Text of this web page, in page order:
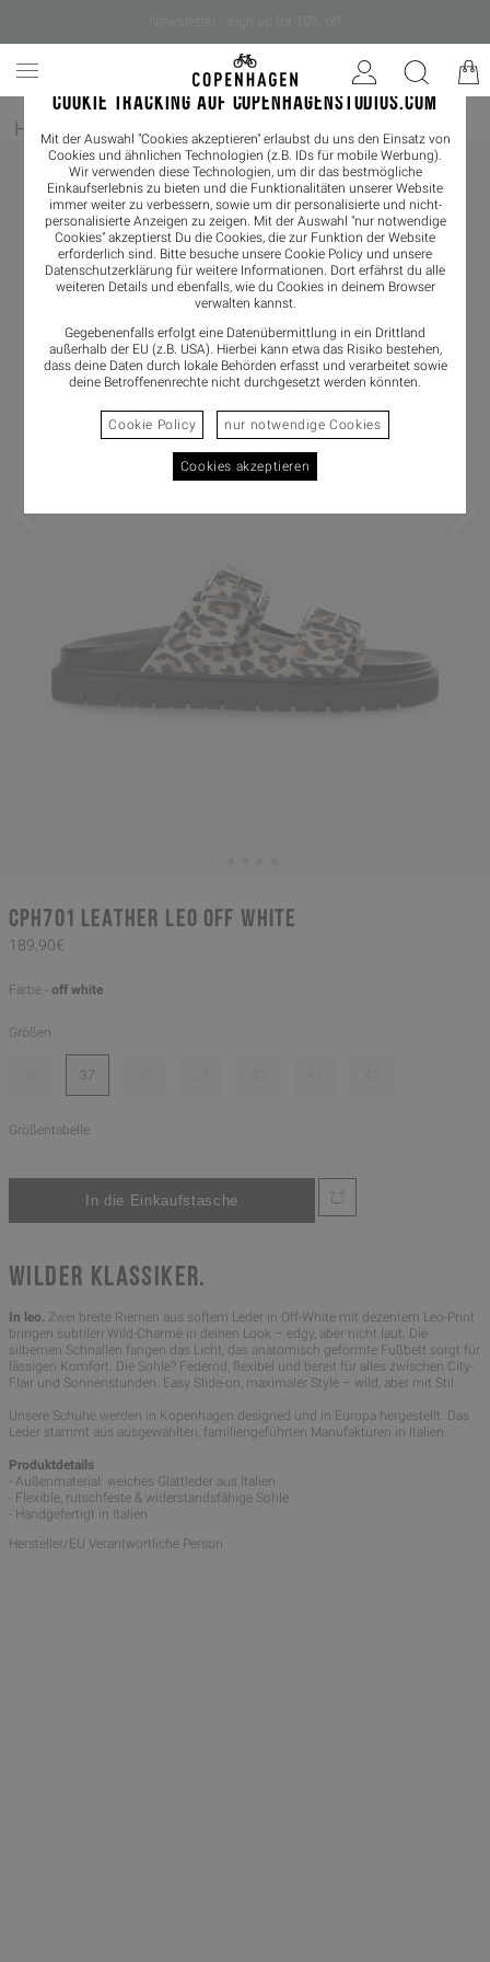
COOKIE TRACKING AUF COPENHAGENSTUDIOS.COM
Mit der Auswahl "Cookies akzeptieren" erlaubst du uns den Einsatz von
Cookies und ähnlichen Technologien (z.B. IDs für mobile Werbung).
Wir verwenden diese Technologien, um dir das bestmögliche
Einkaufserlebnis zu bieten und die Funktionalitäten unserer Website
immer weiter zu verbessern, sowie um dir personalisierte und nicht-
personalisierte Anzeigen zu zeigen. Mit der Auswahl "nur notwendige
Cookies" akzeptierst Du die Cookies, die zur Funktion der Website
erforderlich sind. Bitte besuche unsere Cookie Policy und unsere
Datenschutzerklärung für weitere Informationen. Dort erfährst du alle
weiteren Details und ebenfalls, wie du Cookies in deinem Browser
verwalten kannst.
Gegebenenfalls erfolgt eine Datenübermittlung in ein Drittland
außerhalb der EU (z.B. USA). Hierbei kann etwa das Risiko bestehen,
dass deine Daten durch lokale Behörden erfasst und verarbeitet sowie
deine Betroffenenrechte nicht durchgesetzt werden könnten.
Cookie Policy nur notwendige Cookies
Cookies akzeptieren
Home / Damen/ Sandals
CPH701 leather leo off white
189,90€
Farbe - off white
Größen
37
Größentabelle
WILDER KLASSIKER.
In leo. Zwei breite Riemen aus softem Leder in Off-White mit dezentem Leo-Print
bringen subtilen Wild-Charme in deinen Look – edgy, aber nicht laut. Die
silbernen Schnallen fangen das Licht, das anatomisch geformte Fußbett sorgt für
lässigen Komfort. Die Sohle? Federnd, flexibel und bereit für alles zwischen City-
Flair und Sonnenstunden. Easy Slide-on, maximaler Style – wild, aber mit Stil.
Unsere Schuhe werden in Kopenhagen designed und in Europa hergestellt. Das
Leder stammt aus ausgewählten, familiengeführten Manufakturen in Italien.
Produktdetails
- Außenmaterial: weiches Glattleder aus Italien
- Flexible, rutschfeste & widerstandsfähige Sohle
- Handgefertigt in Italien
Hersteller/EU Verantwortliche Person